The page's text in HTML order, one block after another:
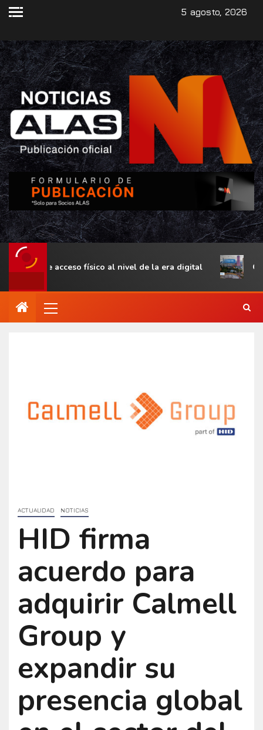
5 agosto, 2026
de acceso físico al nivel de la era digital Genetec
ACTUALIDAD NOTICIAS
HID firma
acuerdo para
adquirir Calmell
Group y
expandir su
presencia global